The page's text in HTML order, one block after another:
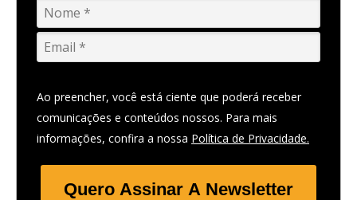
Ao preencher, você está ciente que poderá receber
comunicações e conteúdos nossos. Para mais
informações, confira a nossa Política de Privacidade.
Quero Assinar A Newsletter